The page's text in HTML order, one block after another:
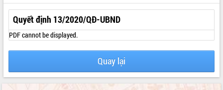
LÃNH ĐẠO UBND TỈNH
TIN TỨC SỰ KIỆN
UBND CÁC XÃ, PHƯỜNG
Quyết định 13/2020/QĐ-UBND
PDF cannot be displayed.
Quay lại